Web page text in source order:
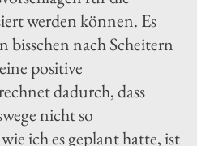
werden können. Es
bisschen nach Scheitern
positive
dadurch, dass
nicht so
ich es geplant hatte, ist